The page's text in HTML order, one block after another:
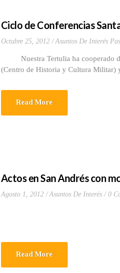
Ciclo de Conferencias
Octubre 25, 2012 Asuntos De Interés
Nuestra Tertulia ha cooperado de
(Centro de Historia y Cultura Militar)
Read More
Actos en San Andrés con
Agosto 1, 2012 Asuntos De Interés 0
Read More